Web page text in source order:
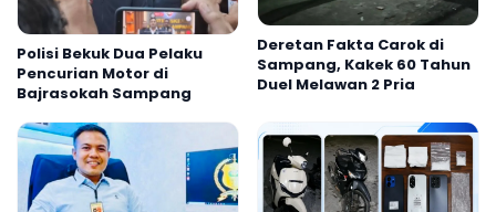
Polisi Bekuk Dua Pelaku
Pencurian Motor di
Bajrasokah Sampang
Deretan Fakta Carok di
Sampang, Kakek 60 Tahun
Duel Melawan 2 Pria